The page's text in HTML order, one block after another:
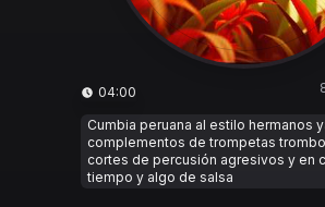
04:00
Cumbia peruana al estilo hermanos
complementos de trompetas
cortes de percusión agresivos y en
tiempo y algo de salsa